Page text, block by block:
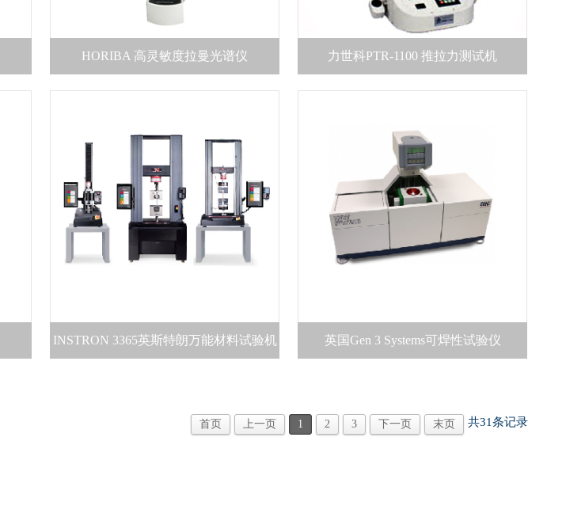
HORIBA 高灵敏度拉曼光谱仪 力世科PTR-1100 推拉力测试机
INSTRON 3365英斯特朗万能材料试验机 英国Gen 3 Systems可焊性试验仪
首页 上一页 1 2 3 下一页 末页 共31条记录